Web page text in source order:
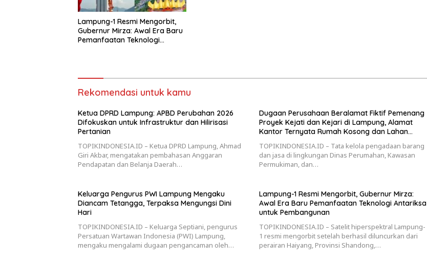
Lampung-1 Resmi Mengorbit,
Gubernur Mirza: Awal Era Baru
Pemanfaatan Teknologi
Rekomendasi untuk kamu
Ketua DPRD Lampung: APBD Perubahan 2026
Difokuskan untuk Infrastruktur dan Hilirisasi
Pertanian
TOPIKINDONESIA.ID – Ketua DPRD Lampung, Ahmad
Giri Akbar, mengatakan pembahasan Anggaran
Pendapatan dan Belanja Daerah…
Dugaan Perusahaan Beralamat Fiktif Pemenang
Proyek Kejati dan Kejari di Lampung, Alamat
Kantor Ternyata Rumah Kosong dan Lahan
TOPIKINDONESIA.ID – Tata kelola pengadaan barang
dan jasa di lingkungan Dinas Perumahan, Kawasan
Permukiman, dan…
Keluarga Pengurus PWI Lampung Mengaku
Diancam Tetangga, Terpaksa Mengungsi Dini
Hari
TOPIKINDONESIA.ID – Keluarga Septiani, pengurus
Persatuan Wartawan Indonesia (PWI) Lampung,
mengaku mengalami dugaan pengancaman oleh…
Lampung-1 Resmi Mengorbit, Gubernur Mirza:
Awal Era Baru Pemanfaatan Teknologi Antariksa
untuk Pembangunan
TOPIKINDONESIA.ID – Satelit hiperspektral Lampung-
1 resmi mengorbit setelah berhasil diluncurkan dari
perairan Haiyang, Provinsi Shandong,…